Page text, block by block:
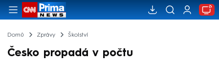
Domů Zprávy Školství
Česko propadá v počtu